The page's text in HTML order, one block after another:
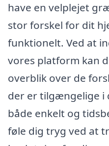
have en velplejet
stor forskel for dit
funktionelt. Ved at
vores platform kan
overblik over de
der er tilgængelige i
både enkelt og
føle dig tryg ved at